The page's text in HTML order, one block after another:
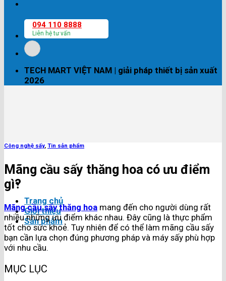
094 110 8888
Liên hệ tư vấn
TECH MART VIỆT NAM | giải pháp thiết bị sản xuất
2026
Trang chủ
Giới thiệu
Sản phẩm
Công nghệ sấy, Tin sản phẩm
Mãng cầu sấy thăng hoa có ưu điểm
gì?
Mãng cầu sấy thăng hoa mang đến cho người dùng rất
nhiều những ưu điểm khác nhau. Đây cũng là thực phẩm
tốt cho sức khoẻ. Tuy nhiên để có thể làm mãng cầu sấy
bạn cần lựa chọn đúng phương pháp và máy sấy phù hợp
với nhu cầu.
MỤC LỤC